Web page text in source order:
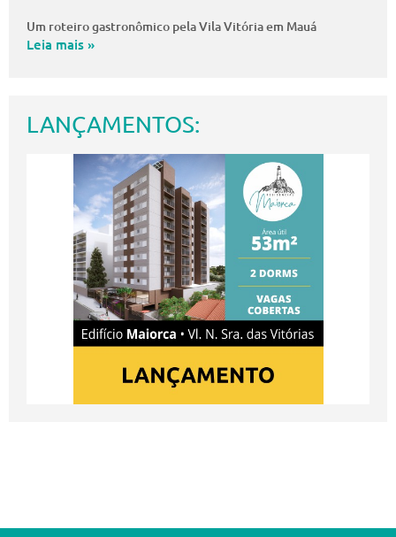
Um roteiro gastronômico pela Vila Vitória em Mauá
Leia mais »
LANÇAMENTOS: